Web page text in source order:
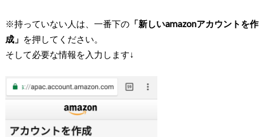
※持っていない人は、一番下の「新しいamazonアカウントを作
成」 を押してください。
そして必要な情報を入力します↓